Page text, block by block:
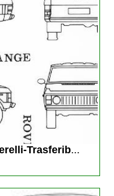
Trasferib...